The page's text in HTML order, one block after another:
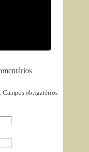
Campos obrigatórios